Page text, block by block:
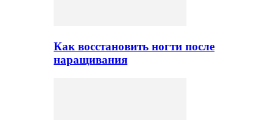
Как восстановить ногти после
наращивания